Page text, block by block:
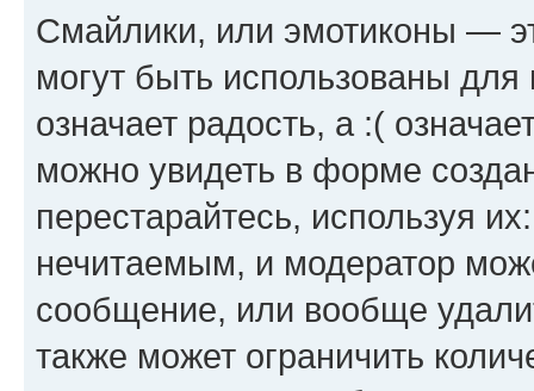
Смайлики, или эмотиконы —
могут быть использованы
означает радость, а :(
можно увидеть в форме
перестарайтесь, используя
нечитаемым, и модератор
сообщение, или вообще
также может ограничить